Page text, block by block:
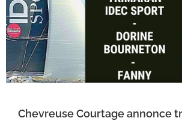
Chevreuse Courtage annonce